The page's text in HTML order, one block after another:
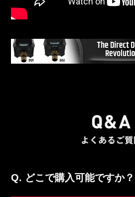
どこで購入可能ですか？